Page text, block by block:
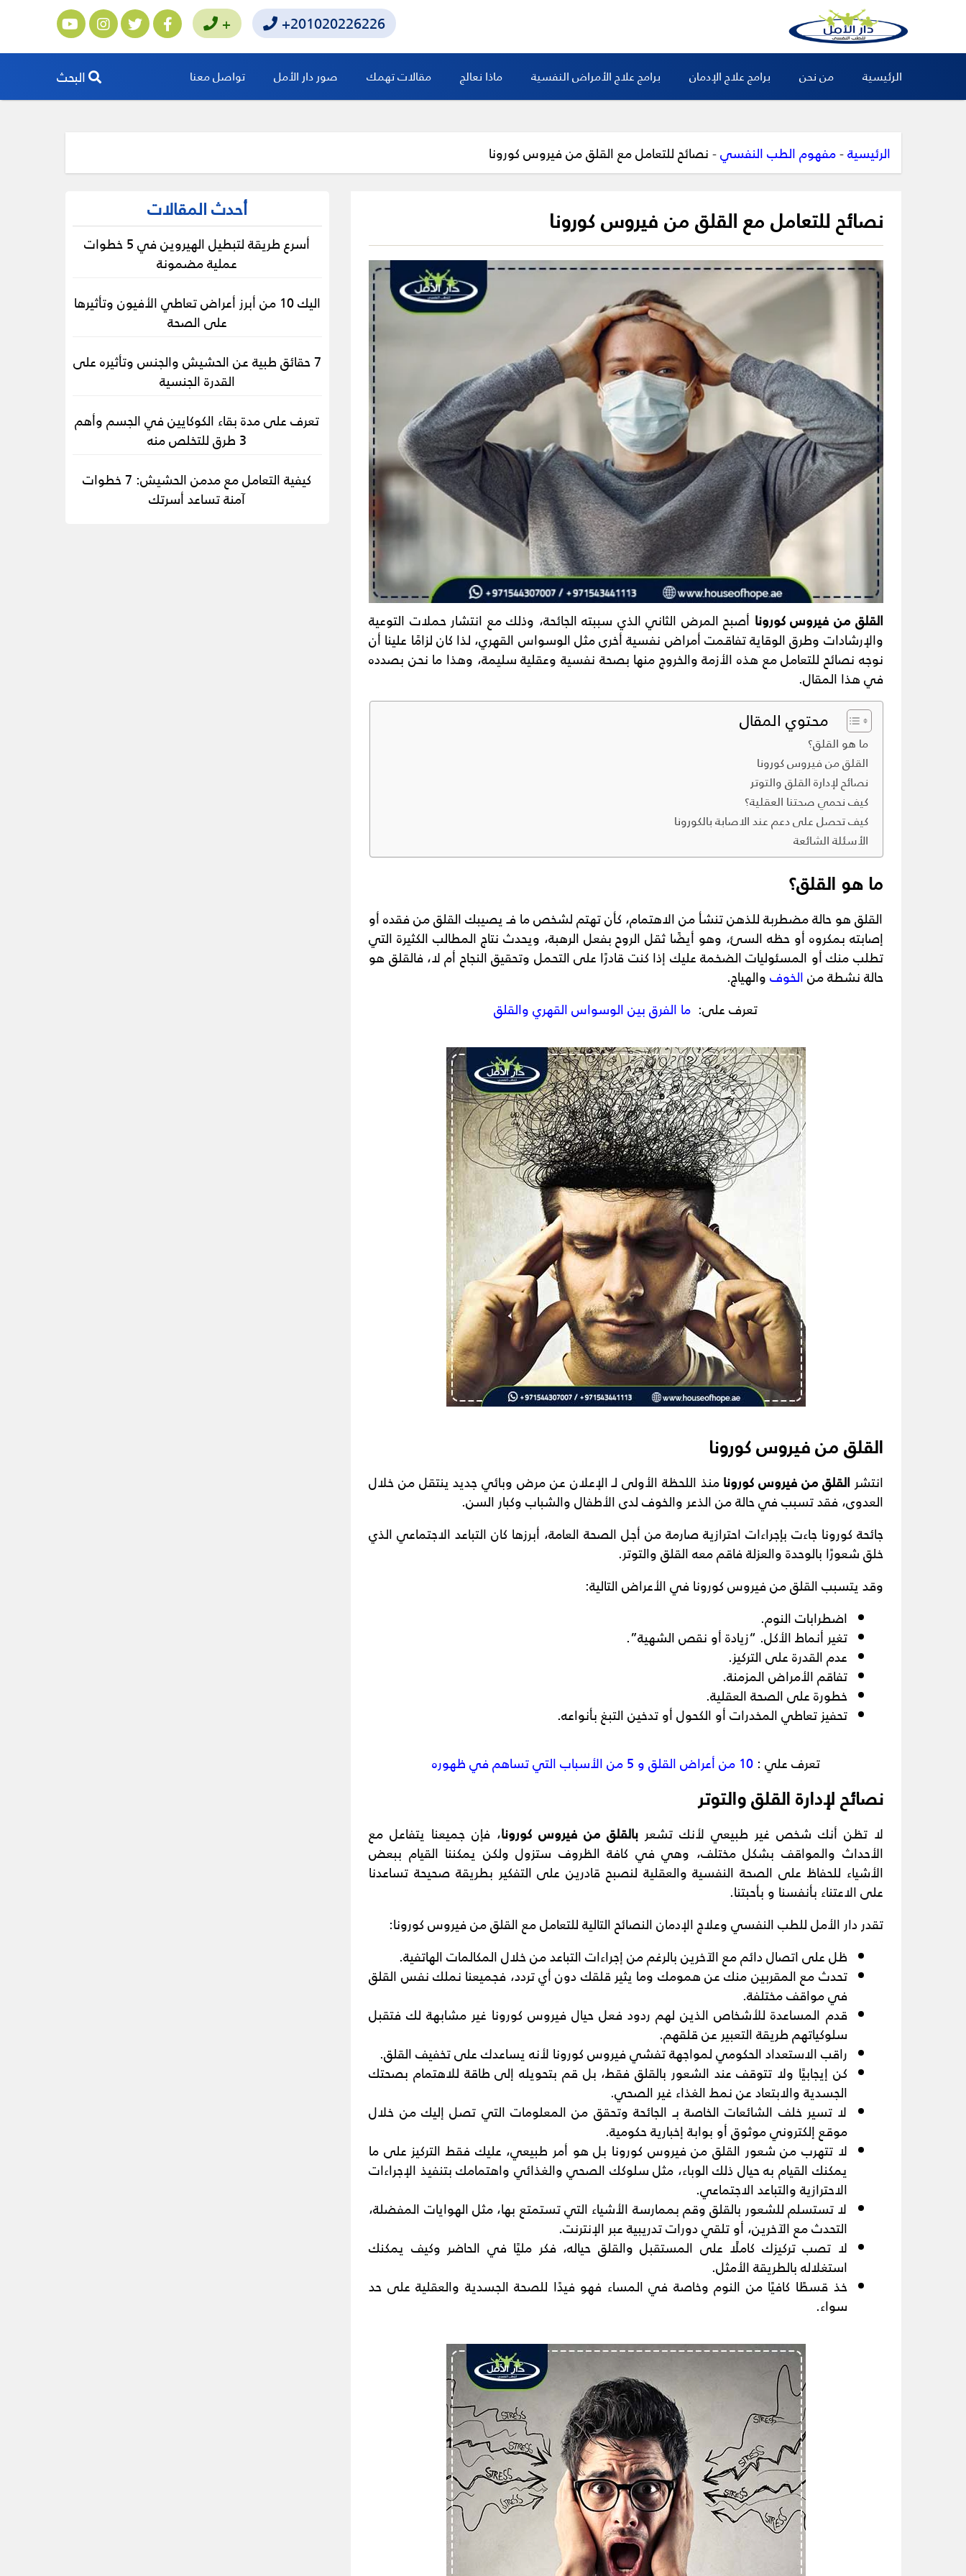
+201020226226
+
الرئيسية من نحن برامج علاج الإدمان برامج علاج الأمراض النفسية ماذا نعالج مقالات تهمك صور دار الأمل تواصل معنا البحث
الرئيسية-مفهوم الطب النفسي-نصائح للتعامل مع القلق من فيروس كورونا
نصائح للتعامل مع القلق من فيروس كورونا
القلق من فيروس كورونا أصبح المرض الثاني الذي سببته الجائحة، وذلك مع انتشار حملات التوعية
والإرشادات وطرق الوقاية تفاقمت أمراض نفسية أخرى مثل الوسواس القهري، لذا كان لزامًا علينا أن
نوجه نصائح للتعامل مع هذه الأزمة والخروج منها بصحة نفسية وعقلية سليمة، وهذا ما نحن بصدده
في هذا المقال.
محتوي المقال
ما هو القلق؟
القلق من فيروس كورونا
نصائح لإدارة القلق والتوتر
كيف نحمي صحتنا العقلية؟
كيف تحصل على دعم عند الاصابة بالكورونا
الأسئلة الشائعة
ما هو القلق؟
القلق هو حالة مضطربة للذهن تنشأ من الاهتمام، كأن تهتم لشخص ما فـ يصيبك القلق من فقده أو
إصابته بمكروه أو حظه السئ، وهو أيضًا ثقل الروح بفعل الرهبة، ويحدث نتاج المطالب الكثيرة التي
تطلب منك أو المسئوليات الضخمة عليك إذا كنت قادرًا على التحمل وتحقيق النجاح أم لا، فالقلق هو
حالة نشطة منالخوفوالهياج.
تعرف على: ما الفرق بين الوسواس القهري والقلق
القلق من فيروس كورونا
انتشر القلق من فيروس كورونامنذ اللحظة الأولى لـ الإعلان عن مرض وبائي جديد ينتقل من خلال
العدوى، فقد تسبب في حالة من الذعر والخوف لدى الأطفال والشباب وكبار السن.
جائحة كورونا جاءت بإجراءات احترازية صارمة من أجل الصحة العامة، أبرزها كان التباعد الاجتماعي الذي
خلق شعورًا بالوحدة والعزلة فاقم معه القلق والتوتر.
وقد يتسبب القلق من فيروس كورونا في الأعراض التالية:
اضطرابات النوم.
تغير أنماط الأكل. “زيادة أو نقص الشهية”.
عدم القدرة على التركيز.
تفاقم الأمراض المزمنة.
خطورة على الصحة العقلية.
تحفيز تعاطي المخدرات أو الكحول أو تدخين التبغ بأنواعه.
تعرف علي :10 من أعراض القلق و 5 من الأسباب التي تساهم في ظهوره
نصائح لإدارة القلق والتوتر
لا تظن أنك شخص غير طبيعي لأنك تشعربالقلق من فيروس كورونا، فإن جميعنا يتفاعل مع
الأحداث والمواقف بشكل مختلف، وهي في كافة الظروف ستزول ولكن يمكننا القيام ببعض
الأشياء للحفاظ على الصحة النفسية والعقلية لنصبح قادرين على التفكير بطريقة صحيحة تساعدنا
على الاعتناء بأنفسنا و بأحبتنا.
تقدر دار الأمل للطب النفسي وعلاج الإدمان النصائح التالية للتعامل مع القلق من فيروس كورونا:
ظل على اتصال دائم مع الآخرين بالرغم من إجراءات التباعد من خلال المكالمات الهاتفية.
تحدث مع المقربين منك عن همومك وما يثير قلقك دون أي تردد، فجميعنا نملك نفس القلق
في مواقف مختلفة.
قدم المساعدة للأشخاص الذين لهم ردود فعل حيال فيروس كورونا غير مشابهة لك فتقبل
سلوكياتهم طريقة التعبير عن قلقهم.
راقب الاستعداد الحكومي لمواجهة تفشي فيروس كورونا لأنه يساعدك على تخفيف القلق.
كن إيجابيًا ولا تتوقف عند الشعور بالقلق فقط، بل قم بتحويله إلى طاقة للاهتمام بصحتك
الجسدية والابتعاد عن نمط الغذاء غير الصحي.
لا تسير خلف الشائعات الخاصة بـ الجائحة وتحقق من المعلومات التي تصل إليك من خلال
موقع إلكتروني موثوق أو بوابة إخبارية حكومية.
لا تتهرب من شعور القلق من فيروس كورونا بل هو أمر طبيعي، عليك فقط التركيز على ما
يمكنك القيام به حيال ذلك الوباء، مثل سلوكك الصحي والغذائي واهتمامك بتنفيذ الإجراءات
الاحترازية والتباعد الاجتماعي.
لا تستسلم للشعور بالقلق وقم بممارسة الأشياء التي تستمتع بها، مثل الهوايات المفضلة،
التحدث مع الآخرين، أو تلقي دورات تدريبية عبر الإنترنت.
لا تصب تركيزك كاملًا على المستقبل والقلق حياله، فكر مليًا في الحاضر وكيف يمكنك
استغلاله بالطريقة الأمثل.
خذ قسطًا كافيًا من النوم وخاصة في المساء فهو فيدًا للصحة الجسدية والعقلية على حد
سواء.
أحدث المقالات
أسرع طريقة لتبطيل الهيروين في 5 خطوات
عملية مضمونة
اليك 10 من أبرز أعراض تعاطي الأفيون وتأثيرها
على الصحة
7 حقائق طبية عن الحشيش والجنس وتأثيره على
القدرة الجنسية
تعرف على مدة بقاء الكوكايين في الجسم وأهم
3 طرق للتخلص منه
كيفية التعامل مع مدمن الحشيش: 7 خطوات
آمنة تساعد أسرتك